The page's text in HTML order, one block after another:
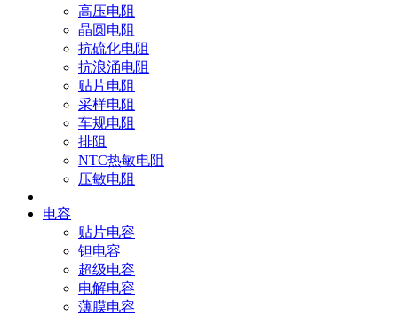
高压电阻
晶圆电阻
抗硫化电阻
抗浪涌电阻
贴片电阻
采样电阻
车规电阻
排阻
NTC热敏电阻
压敏电阻
电容
贴片电容
钽电容
超级电容
电解电容
薄膜电容